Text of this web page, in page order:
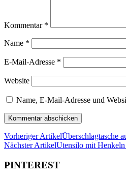
Kommentar *
Name *
E-Mail-Adresse *
Website
Name, E-Mail-Adresse und
Vorheriger ArtikelÜberschlagtasche
Nächster ArtikelUtensilo mit Henkeln
PINTEREST